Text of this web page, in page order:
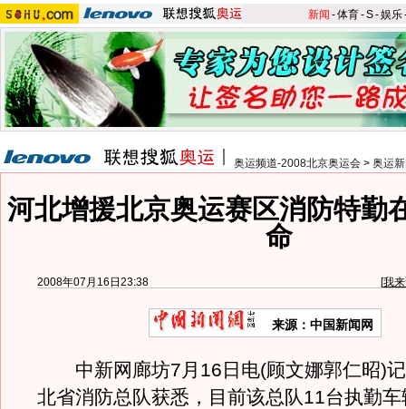
新闻 -体育-S-娱乐
奥运频道-2008北京奥运会 > 奥运
河北增援北京奥运赛区消防特勤
命
2008年07月16日23:38 [我
来源：中国新闻网
中新网廊坊7月16日电(顾文娜郭仁昭)记
北省消防总队获悉，目前该总队11台执勤